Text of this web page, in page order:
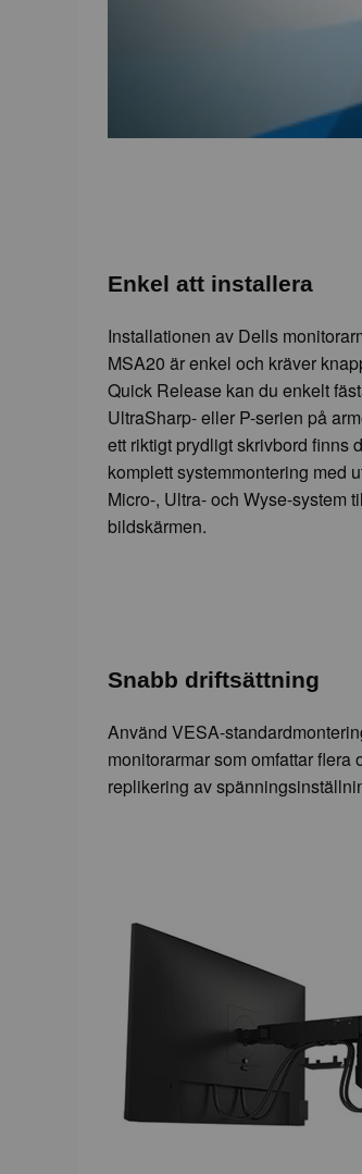
Enkel att installera
Installationen av Dells
MSA20 är enkel och kräver
Quick Release kan du enkelt
UltraSharp- eller P-serien på
ett riktigt prydligt skrivbord finns
komplett systemmontering med
Micro-, Ultra- och Wyse-system
bildskärmen.
Snabb driftsättning
Använd VESA-
monitorarmar som omfattar
replikering av